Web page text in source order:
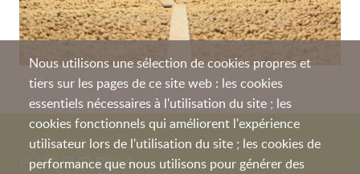
Nous utilisons une sélection de cookies propres et
tiers sur les pages de ce site web : les cookies
essentiels nécessaires à l'utilisation du site ; les
cookies fonctionnels qui améliorent l'expérience
utilisateur lors de l'utilisation du site ; les cookies de
performance que nous utilisons pour générer des
PLUS SUR PEKA